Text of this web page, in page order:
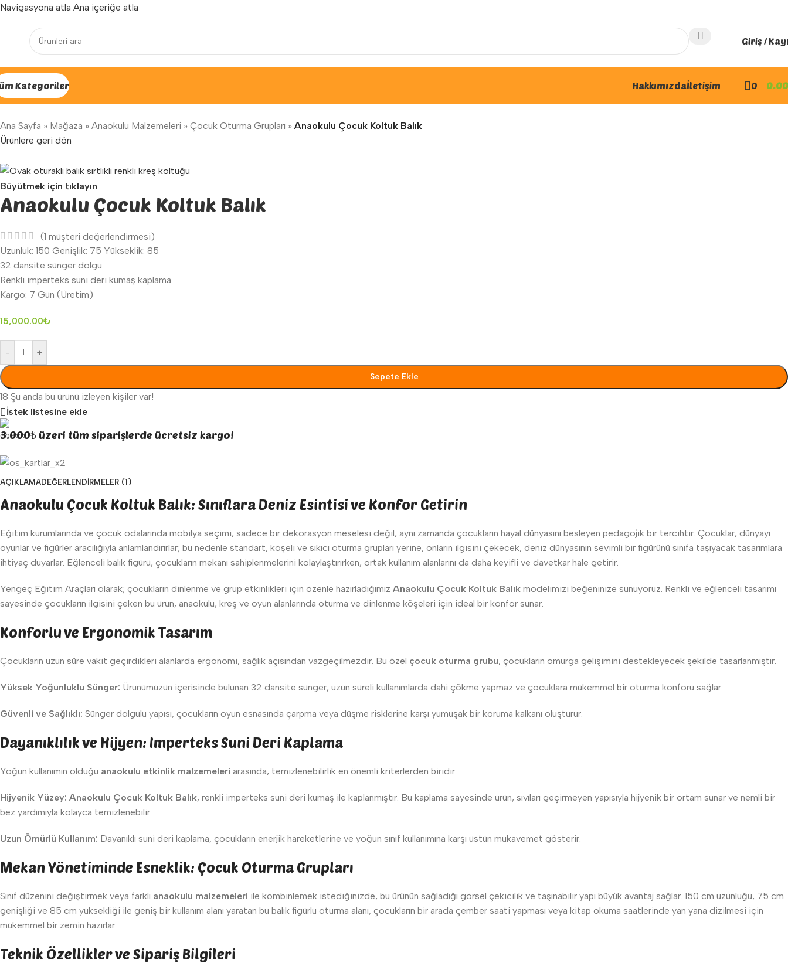
Navigasyona atla Ana içeriğe atla
Yenilenen arayüzümüz ile hizmetinizdeyiz...
Giriş /
Kategoriler Hakkımızdaİletişim 0 0.00
Ana Sayfa » Mağaza » Anaokulu Malzemeleri » Çocuk Oturma Grupları » Anaokulu Çocuk Koltuk Balık
Ürünlere geri dön
Büyütmek için tıklayın
Anaokulu Çocuk Koltuk Balık
(1 müşteri değerlendirmesi)
Uzunluk: 150 Genişlik: 75 Yükseklik: 85
32 dansite sünger dolgu.
Renkli imperteks suni deri kumaş kaplama.
Kargo: 7 Gün (Üretim)
15,000.00₺
- +
Sepete Ekle
18 Şu anda bu ürünü izleyen kişiler var!
İstek listesine ekle
3.000₺ üzeri tüm siparişlerde ücretsiz kargo!
AÇIKLAMADEĞERLENDIRMELER (1)
Anaokulu Çocuk Koltuk Balık: Sınıflara Deniz Esintisi ve Konfor Getirin
Eğitim kurumlarında ve çocuk odalarında mobilya seçimi, sadece bir dekorasyon meselesi değil, aynı zamanda çocukların hayal dünyasını besleyen pedagojik bir tercihtir. Çocuklar, dünyayı
oyunlar ve figürler aracılığıyla anlamlandırırlar; bu nedenle standart, köşeli ve sıkıcı oturma grupları yerine, onların ilgisini çekecek, deniz dünyasının sevimli bir figürünü sınıfa taşıyacak tasarımlara
ihtiyaç duyarlar. Eğlenceli balık figürü, çocukların mekanı sahiplenmelerini kolaylaştırırken, ortak kullanım alanlarını da daha keyifli ve davetkar hale getirir.
Yengeç Eğitim Araçları olarak; çocukların dinlenme ve grup etkinlikleri için özenle hazırladığımız Anaokulu Çocuk Koltuk Balık modelimizi beğeninize sunuyoruz. Renkli ve eğlenceli tasarımı
sayesinde çocukların ilgisini çeken bu ürün, anaokulu, kreş ve oyun alanlarında oturma ve dinlenme köşeleri için ideal bir konfor sunar.
Konforlu ve Ergonomik Tasarım
Çocukların uzun süre vakit geçirdikleri alanlarda ergonomi, sağlık açısından vazgeçilmezdir. Bu özel çocuk oturma grubu, çocukların omurga gelişimini destekleyecek şekilde tasarlanmıştır.
Yüksek Yoğunluklu Sünger: Ürünümüzün içerisinde bulunan 32 dansite sünger, uzun süreli kullanımlarda dahi çökme yapmaz ve çocuklara mükemmel bir oturma konforu sağlar.
Güvenli ve Sağlıklı: Sünger dolgulu yapısı, çocukların oyun esnasında çarpma veya düşme risklerine karşı yumuşak bir koruma kalkanı oluşturur.
Dayanıklılık ve Hijyen: Imperteks Suni Deri Kaplama
Yoğun kullanımın olduğu anaokulu etkinlik malzemeleri arasında, temizlenebilirlik en önemli kriterlerden biridir.
Hijyenik Yüzey: Anaokulu Çocuk Koltuk Balık, renkli imperteks suni deri kumaş ile kaplanmıştır. Bu kaplama sayesinde ürün, sıvıları geçirmeyen yapısıyla hijyenik bir ortam sunar ve nemli bir
bez yardımıyla kolayca temizlenebilir.
Uzun Ömürlü Kullanım: Dayanıklı suni deri kaplama, çocukların enerjik hareketlerine ve yoğun sınıf kullanımına karşı üstün mukavemet gösterir.
Mekan Yönetiminde Esneklik: Çocuk Oturma Grupları
Sınıf düzenini değiştirmek veya farklı anaokulu malzemeleri ile kombinlemek istediğinizde, bu ürünün sağladığı görsel çekicilik ve taşınabilir yapı büyük avantaj sağlar. 150 cm uzunluğu, 75 cm
genişliği ve 85 cm yüksekliği ile geniş bir kullanım alanı yaratan bu balık figürlü oturma alanı, çocukların bir arada çember saati yapması veya kitap okuma saatlerinde yan yana dizilmesi için
mükemmel bir zemin hazırlar.
Teknik Özellikler ve Sipariş Bilgileri